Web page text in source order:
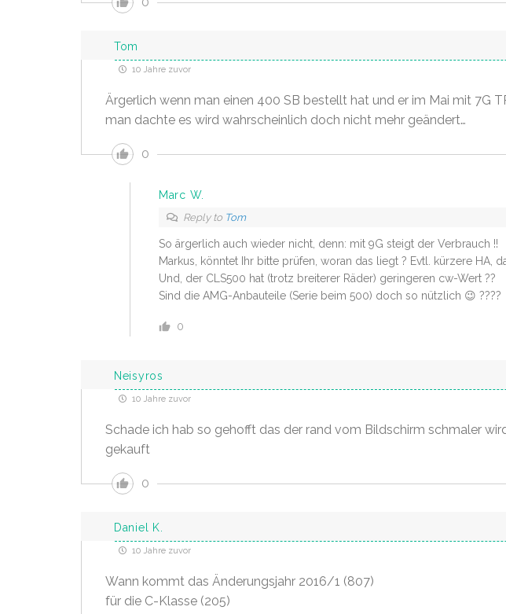
Tom
10 Jahre zuvor
Ärgerlich wenn man einen 400 SB bestellt hat und er im Mai mit 7G
man dachte es wird wahrscheinlich doch nicht mehr geändert…
0
Marc W.
Reply to Tom
So ärgerlich auch wieder nicht, denn: mit 9G steigt der Verbrauch !!
Markus, könntet Ihr bitte prüfen, woran das liegt ? Evtl. kürzere HA,
Und, der CLS500 hat (trotz breiterer Räder) geringeren cw-Wert ??
Sind die AMG-Anbauteile (Serie beim 500) doch so nützlich 😉 ????
0
Neisyros
10 Jahre zuvor
Schade ich hab so gehofft das der rand vom Bildschirm schmaler
gekauft
0
Daniel K.
10 Jahre zuvor
Wann kommt das Änderungsjahr 2016/1 (807)
für die C-Klasse (205)